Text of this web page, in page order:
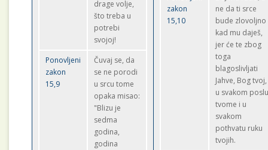
drage volje,
što treba u
potrebi
svojoj!
Ponovljeni
zakon
15,9
Čuvaj se, da
se ne porodi
u srcu tome
opaka misao:
"Blizu je
sedma
godina,
godina
zakon
15,10
ne da ti srce
bude zlovoljno
kad mu daješ,
jer će te zbog
toga
blagoslivljati
Jahve, Bog tvoj,
u svakom
tvome i u
svakom
pothvatu ruku
tvojih.